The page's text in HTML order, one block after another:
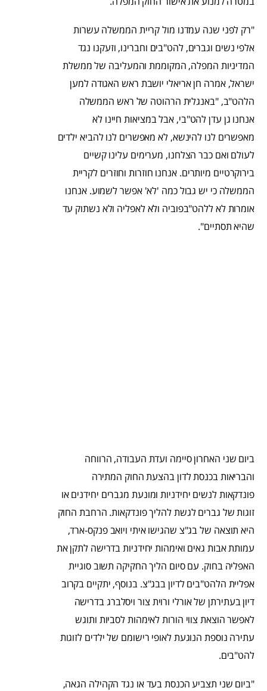
"רק לפני שנה עמדנו מול קריית הממשלה עשרות
אלפי נשים וגברים, להט"בים וחברינו, וזעקנו נגד
המדיניות המפלה, המקוממת והמעליבה של ממשלת
ישראל, אמרה חן אריאלי יושבת ראש האגודה למען
הלהט"ב, "באנגלית הרהוטה של ראש הממשלה
אנחנו גן עדן להט"בי, אבל במציאות חיינו לא
מאפשרים לנו להינשא, לא מאפשרים לנו להביא ילדים
לעולם ואם כבר הצלחנו, מערימים עלינו קשיים
בירוקרטיים מיותרים. אנחנו חוזרות וחוזרים לקריית
הממשלה כי יש גבול כמה 'לא' אפשר לשמוע. אנחנו
אומרות לא ללהט"בפוביה ולא לאפליה ולא נשתוק עד
שהיא תסתיים".
ביום שני האחרון סיימה ועדת העבודה, הרווחה
והבריאות בכנסת לדון בהצעת החוק המתירה
פונדקאות לנשים יחידניות ומונעת מגברים יחידנים או
זוגות של גברים לגשת להליך פונדקאות. הרחבת החוק
היא תוצאה של בג"צ שהגישו איתי ויואב פנקס-ארד,
עמותת אבות גאים ואימהות יחידניות בדרישה לתקן את
האפליה בחוק. עם סיום הליך החקיקה תשוב סוגיית
אפליית הלהט"בים לדיון בבג"צ. בנוסף, יתקיים בקרוב
דיון בעתירתן של אורלי ורוית צור ויסלברג בדרישה
לאפשר הוצאת צווי הורות לאימהות לסביות ותוגש
עתירה נוספת הנוגעת לאופי רישומם של ילדים לזוגות
להט"בים.
"ביום שני תצביע הכנסת בעד או נגד הקהילה הגאה,